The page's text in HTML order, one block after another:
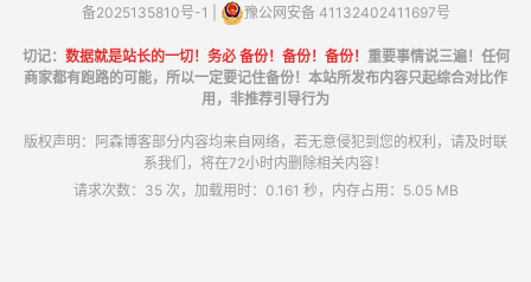
备2025135810号-1
豫公网安备 41132402411697号
切记： 数据就是站长的一切！务必 备份！备份！备份！ 重要事情说三遍！任何
商家都有跑路的可能，所以一定要记住备份！本站所发布内容只起综合对比作
用，非推荐引导行为
版权声明：阿森博客部分内容均来自网络，若无意侵犯到您的权利，请及时联
系我们，将在72小时内删除相关内容！
请求次数：35 次，加载用时：0.161 秒，内存占用：5.05 MB